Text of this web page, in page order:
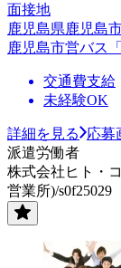
面接地
鹿児島県鹿児島
鹿児島市営バス
交通費支給
未経験OK
詳細を見る
応募
派遣労働者
株式会社ヒト・
営業所)/s0f25029